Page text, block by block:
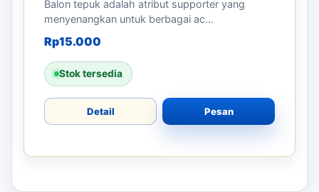
BALON TEPUK
Pemasaran dengan Balon Tepuk
Trenggalek – Ciptakan Atmosfer Event
yang Meriah
Balon tepuk adalah alat promosi yang
15.000